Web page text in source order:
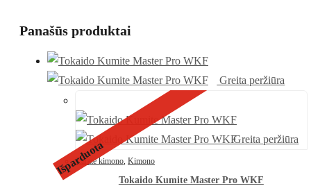
Panašūs produktai
Greita peržiūra
Išparduota Greita peržiūra
Karate kimono, Kimono
Tokaido Kumite Master Pro WKF